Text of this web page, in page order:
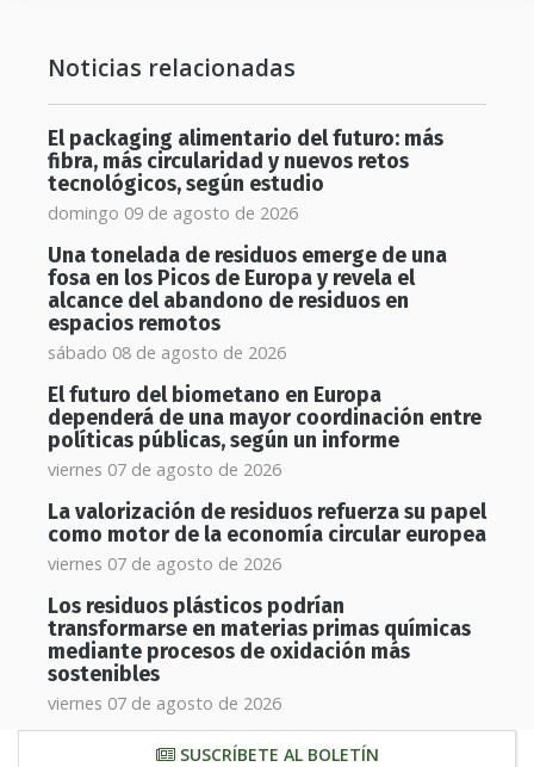
Noticias relacionadas
El packaging alimentario del futuro: más
fibra, más circularidad y nuevos retos
tecnológicos, según estudio
domingo 09 de agosto de 2026
Una tonelada de residuos emerge de una
fosa en los Picos de Europa y revela el
alcance del abandono de residuos en
espacios remotos
sábado 08 de agosto de 2026
El futuro del biometano en Europa
dependerá de una mayor coordinación entre
políticas públicas, según un informe
viernes 07 de agosto de 2026
La valorización de residuos refuerza su papel
como motor de la economía circular europea
viernes 07 de agosto de 2026
Los residuos plásticos podrían
transformarse en materias primas químicas
mediante procesos de oxidación más
sostenibles
viernes 07 de agosto de 2026
SUSCRÍBETE AL BOLETÍN